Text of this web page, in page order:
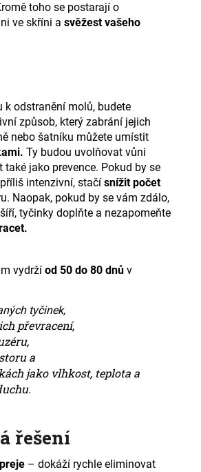
toho se postarají o
ve skříni a svěžest vašeho
k odstranění molů, budete
způsob, který zabrání jejich
nebo šatníku můžete umístit
Ty budou uvolňovat vůni
také jako prevence. Pokud by se
intenzivní, stačí snížit počet
Naopak, pokud by se vám zdálo,
tyčinky doplňte a nezapomeňte
vydrží od 50 do 80 dnů v
tyčinek,
převracení,
a
jako vlhkost, teplota a
řešení
– dokáží rychle eliminovat